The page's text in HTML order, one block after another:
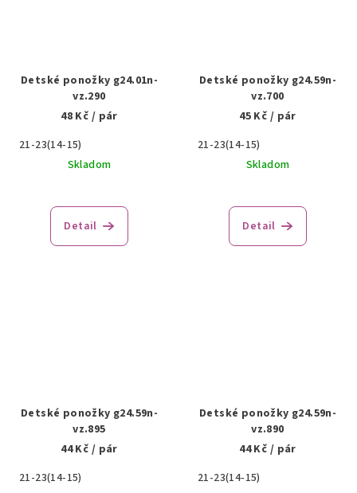
Detské ponožky g24.01n-
vz.290
48 Kč / pár
21-23(14-15)
Skladom
Detail
Detské ponožky g24.59n-
vz.700
45 Kč / pár
21-23(14-15)
Skladom
Detail
Detské ponožky g24.59n-
vz.895
44 Kč / pár
21-23(14-15)
Detské ponožky g24.59n-
vz.890
44 Kč / pár
21-23(14-15)